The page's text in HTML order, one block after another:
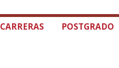
CARRERAS POSTGRADO